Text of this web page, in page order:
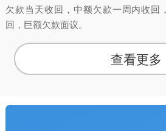
欠款当天收回，中额欠款一周内收回
回，巨额欠款面议。
查看更多